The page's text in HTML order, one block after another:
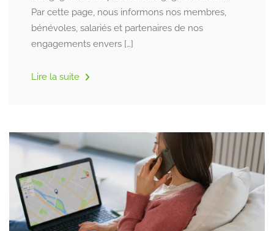
Par cette page, nous informons nos membres,
bénévoles, salariés et partenaires de nos
engagements envers […]
Lire la suite